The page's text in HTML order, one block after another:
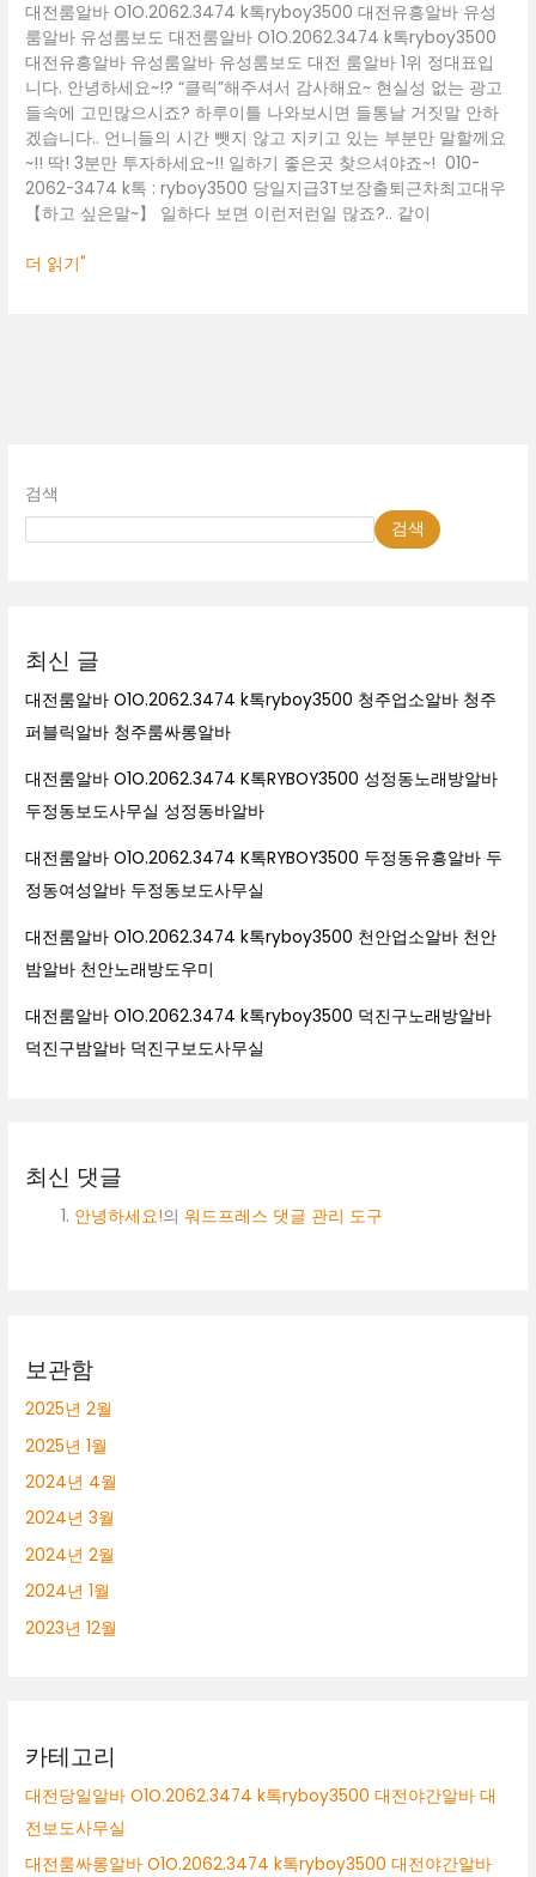
대전룸알바 O1O.2062.3474 k톡ryboy3500 대전유흥알바 유성
룸알바 유성룸보도 대전룸알바 O1O.2062.3474 k톡ryboy3500
대전유흥알바 유성룸알바 유성룸보도 대전 룸알바 1위 정대표입
니다. 안녕하세요~!? “클릭”해주셔서 감사해요~ 현실성 없는 광고
들속에 고민많으시죠? 하루이틀 나와보시면 들통날 거짓말 안하
겠습니다.. 언니들의 시간 뺏지 않고 지키고 있는 부분만 말할께요
~!! 딱! 3분만 투자하세요~!! 일하기 좋은곳 찾으셔야죠~! 010-
2062-3474 k톡 : ryboy3500 당일지급3T보장출퇴근차최고대우
【하고 싶은말~】 일하다 보면 이런저런일 많죠?.. 같이
더 읽기"
검색
검색
최신 글
대전룸알바 O1O.2062.3474 k톡ryboy3500 청주업소알바 청주
퍼블릭알바 청주룸싸롱알바
대전룸알바 O1O.2062.3474 K톡RYBOY3500 성정동노래방알바
두정동보도사무실 성정동바알바
대전룸알바 O1O.2062.3474 K톡RYBOY3500 두정동유흥알바 두
정동여성알바 두정동보도사무실
대전룸알바 O1O.2062.3474 k톡ryboy3500 천안업소알바 천안
밤알바 천안노래방도우미
대전룸알바 O1O.2062.3474 k톡ryboy3500 덕진구노래방알바
덕진구밤알바 덕진구보도사무실
최신 댓글
안녕하세요!의워드프레스 댓글 관리 도구
보관함
2025년 2월
2025년 1월
2024년 4월
2024년 3월
2024년 2월
2024년 1월
2023년 12월
카테고리
대전당일알바 O1O.2062.3474 k톡ryboy3500 대전야간알바 대
전보도사무실
대전룸싸롱알바 O1O.2062.3474 k톡ryboy3500 대전야간알바